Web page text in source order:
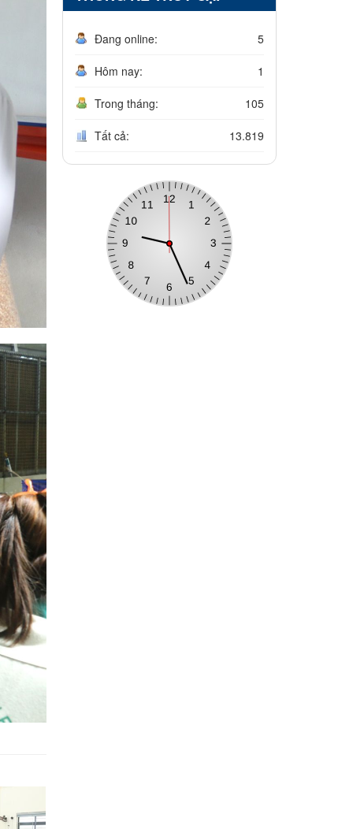
Đang online: 5
Hôm nay: 1
Trong tháng: 105
Tất cả: 13.819